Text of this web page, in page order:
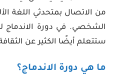
من الاتصال بمتحدثي اللغة
الشخصي. في دورة الاندماج
ستتعلم أيضًا الكثير عن
ما هي دورة الاندماج؟